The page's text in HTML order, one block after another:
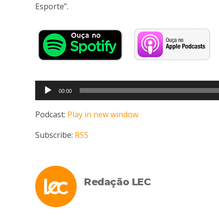
Esporte”.
Tocador
de
áudio
00:00
Podcast: Play in new window
Subscribe: RSS
Redação LEC